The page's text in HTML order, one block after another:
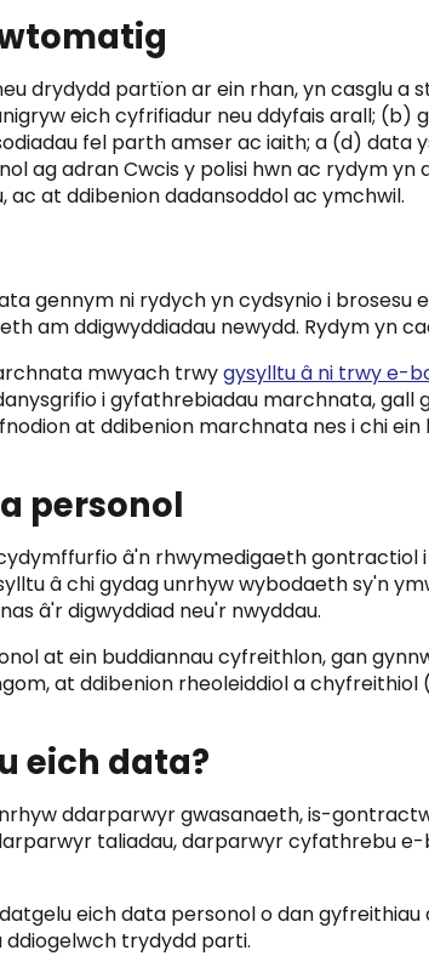
drydydd partïon ar ein rhan, yn casglu
eich cyfrifiadur neu ddyfais arall;
fel parth amser ac iaith; a (d)
ag adran Cwcis y polisi hwn ac rydym
at ddibenion dadansoddol ac ymchwil.
gennym ni rydych yn cydsynio i
am ddigwyddiadau newydd. Rydym yn
mwyach trwygysylltu â ni trwy e-
i gyfathrebiadau marchnata, gall
at ddibenion marchnata nes i chi
personol
â'n rhwymedigaeth gontractiol
â chi gydag unrhyw wybodaeth sy'n
â'r digwyddiad neu'r nwyddau.
at ein buddiannau cyfreithlon, gan
at ddibenion rheoleiddiol a
eich data?
ddarparwyr gwasanaeth, is-
taliadau, darparwyr cyfathrebu
eich data personol o dan
ddiogelwch trydydd parti.